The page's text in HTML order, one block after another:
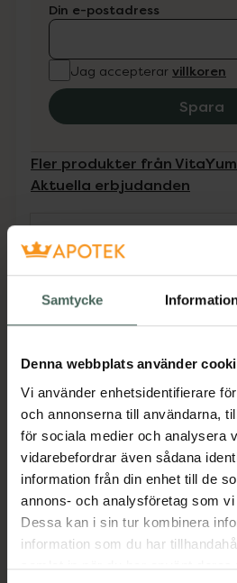
Samtycke
Denna webbplats använder
Vi använder enhetsidentifierare
och annonserna till användarna,
för sociala medier och analysera
vidarebefordrar även sådana
information från din enhet till de
annons- och analysföretag som
Dessa kan i sin tur kombinera
information som du har
samlat in när du har använt
Din e-postadress
Jag accepterar villkoren
Spara
Fler produkter från
Aktuella erbjudanden
Beskrivning
Kosttillskott.
daglig dos bör inte
varierad kost och en
livsstil. Förvaras
små barn.
Vegansk kosttillskott som är
konstgjorda färger och
Jämförpris 3,32 kr/st
EAN:05713918001537